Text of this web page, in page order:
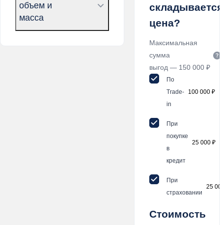
объем и
масса
цена?
Максимальная
сумма
выгод — 150 000 ₽
По
Trade-
in
100 000 ₽
При
покупке
в
кредит
25 000 ₽
При
страховании
25
Стоимость